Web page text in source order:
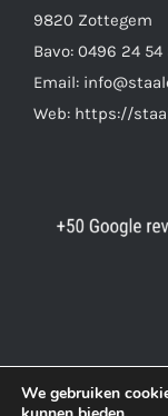
9820 Zottegem
Bavo: 0496 24 54
Email:
Web: https://
We gebruiken